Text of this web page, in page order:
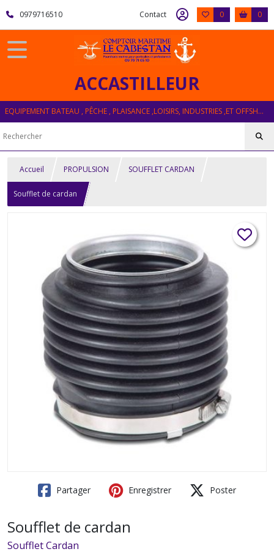
0979716510 Contact 0 0
ACCASTILLEUR
EQUIPEMENT BATEAU , PÊCHE , PLAISANCE ,LOISIRS, INDUSTRIES ,ET OFFSHORE
Accueil PROPULSION SOUFFLET CARDAN
Soufflet de cardan
Partager Enregistrer Poster
Soufflet de cardan
Soufflet Cardan